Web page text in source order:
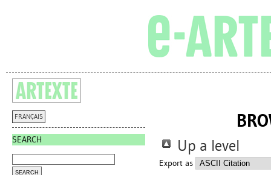
FRANÇAIS
SEARCH Up a level
Export as